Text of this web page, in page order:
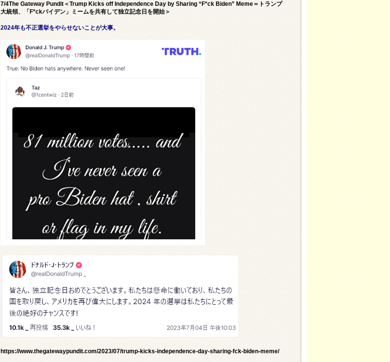
7/4The Gateway Pundit＜Trump Kicks off Independence Day by Sharing “F*ck Biden” Meme＝トランプ
大統領、「F*ckバイデン」ミームを共有して独立記念日を開始＞
2024年も不正選挙をやらせないことが大事。
https://www.thegatewaypundit.com/2023/07/trump-kicks-independence-day-sharing-fck-biden-meme/